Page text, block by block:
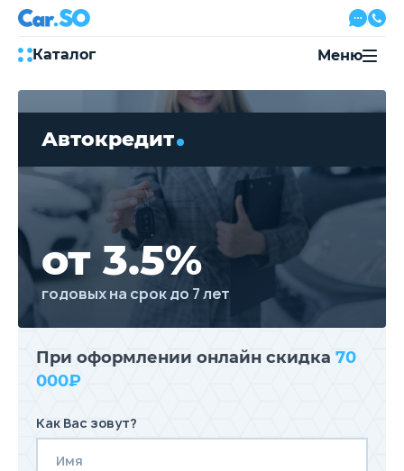
Каталог
Акции
Сервис
Автожурнал
Контакты
8 800 500-03-23
с 08:00 по 20:00, без выходных
Меню
Автокредит
от 3.5%
годовых на срок до 7 лет
При оформлении онлайн скидка 70
000₽
Как Вас зовут?